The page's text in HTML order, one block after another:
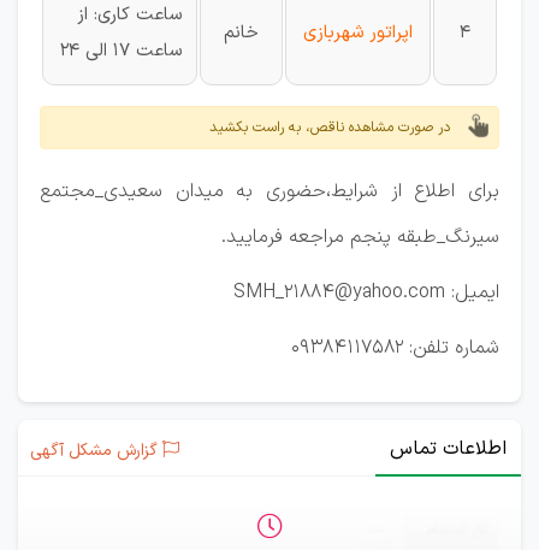
4 اپراتور شهربازی خانم
ساعت کاری: از
ساعت 17 الی 24
در صورت مشاهده ناقص، به راست بکشید
برای اطلاع از شرایط،حضوری به میدان سعیدی_مجتمع
سیرنگ_طبقه پنجم مراجعه فرمایید.
ایمیل: SMH_21884@yahoo.com
شماره تلفن: 09384117582
اطلاعات تماس گزارش مشکل آگهی